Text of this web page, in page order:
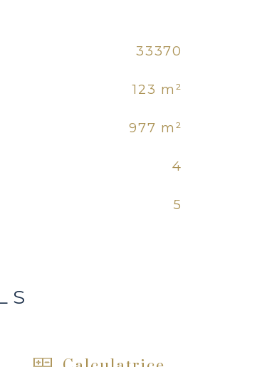
33370
123 m²
977 m²
4
5